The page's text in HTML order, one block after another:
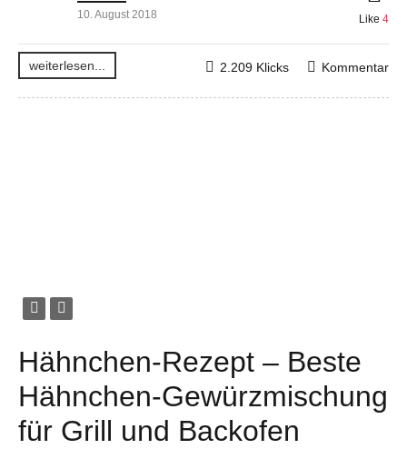
10. August 2018 Like 4
weiterlesen... Kommentar
2.209 Klicks
Hähnchen-Rezept – Beste
Hähnchen-Gewürzmischung
für Grill und Backofen